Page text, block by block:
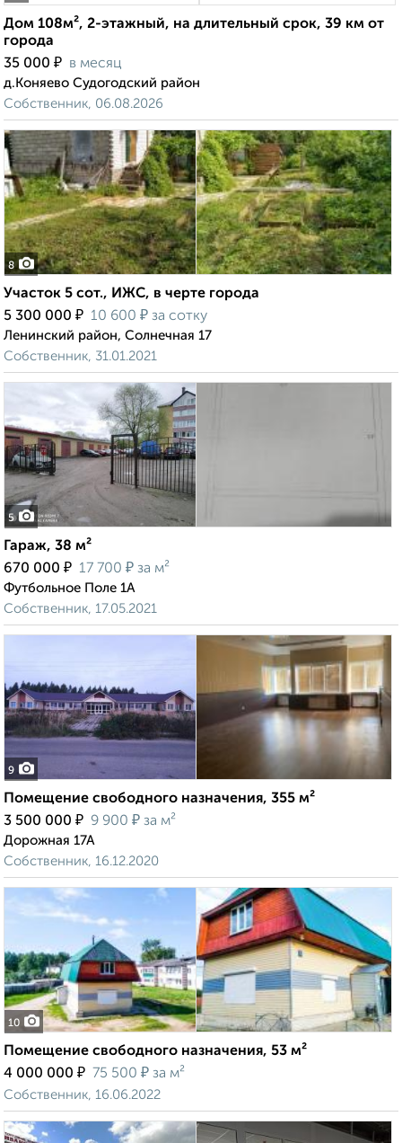
Дом 108м², 2-этажный, на длительный срок, 39 км от
города
35 000 ₽ в месяц
д.Коняево Судогодский район
Собственник, 06.08.2026
8
Участок 5 сот., ИЖС, в черте города
5 300 000 ₽ 10 600 ₽ за сотку
Ленинский район, Солнечная 17
Собственник, 31.01.2021
5
Гараж, 38 м²
670 000 ₽ 17 700 ₽ за м²
Футбольное Поле 1А
Собственник, 17.05.2021
9
Помещение свободного назначения, 355 м²
3 500 000 ₽ 9 900 ₽ за м²
Дорожная 17А
Собственник, 16.12.2020
10
Помещение свободного назначения, 53 м²
4 000 000 ₽ 75 500 ₽ за м²
Собственник, 16.06.2022